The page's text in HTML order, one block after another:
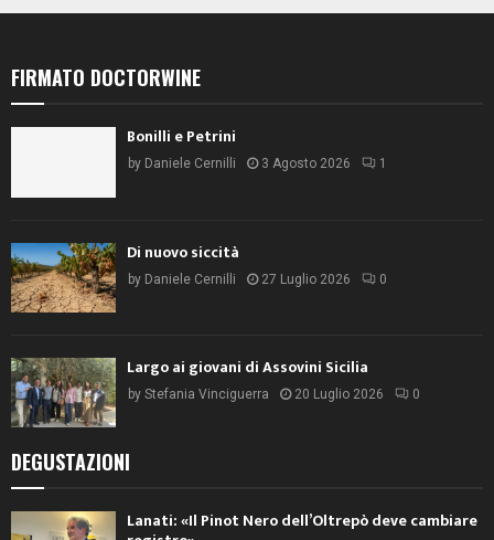
FIRMATO DOCTORWINE
Bonilli e Petrini
by Daniele Cernilli 3 Agosto 2026 1
Di nuovo siccità
by Daniele Cernilli 27 Luglio 2026 0
Largo ai giovani di Assovini Sicilia
by Stefania Vinciguerra 20 Luglio 2026 0
DEGUSTAZIONI
Lanati: «Il Pinot Nero dell’Oltrepò deve cambiare